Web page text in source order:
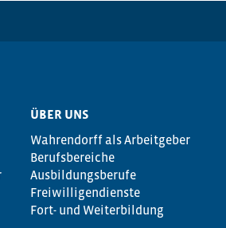
ÜBER UNS
Wahrendorff als Arbeitgeber
Berufsbereiche
Ausbildungsberufe
Freiwilligendienste
Fort- und Weiterbildung